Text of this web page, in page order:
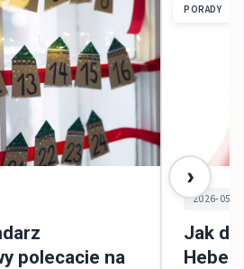
polecacie na
PORADY
2026-05-
Jak
Hebe i
›